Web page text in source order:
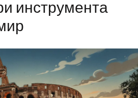
инструмента